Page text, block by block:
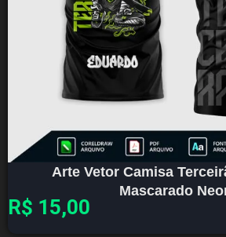
Arte Vetor Camisa
Mascarado
R$ 15,00